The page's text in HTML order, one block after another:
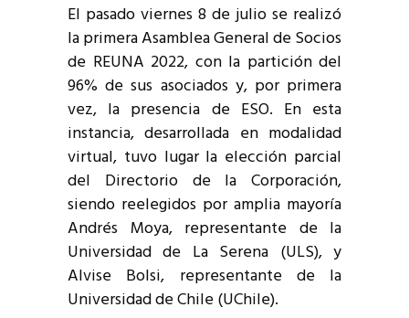
El pasado viernes 8 de julio se realizó
la primera Asamblea General de Socios
de REUNA 2022, con la partición del
96% de sus asociados y, por primera
vez, la presencia de ESO. En esta
instancia, desarrollada en modalidad
virtual, tuvo lugar la elección parcial
del Directorio de la Corporación,
siendo reelegidos por amplia mayoría
Andrés Moya, representante de la
Universidad de La Serena (ULS), y
Alvise Bolsi, representante de la
Universidad de Chile (UChile).